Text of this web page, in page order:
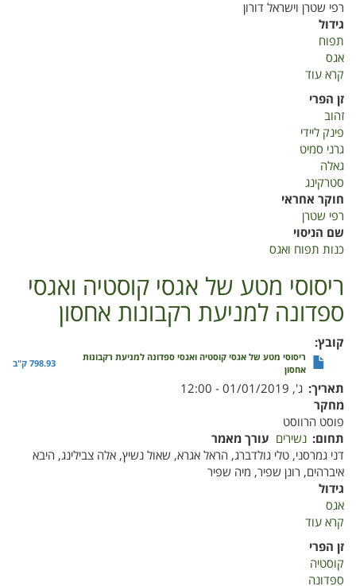
רפי שטרן וישראל דורון
גידול
תפוח
אגס
קרא עוד
זן הפרי
זהוב
פינק ליידי
גרני סמיט
גאלה
סטרקינג
חוקר אחראי
רפי שטרן
שם הניסוי
כנות תפוח ואגס
ריסוסי מטע של אגסי קוסטיה ואגסי
ספדונה למניעת רקבונות אחסון
קובץ
ריסוסי מטע של אגסי קוסטיה ואגסי ספדונה למניעת רקבונות
אחסון
798.93 ק"ב
תאריך ג', 01/01/2019 - 12:00
מחקר
פוסט הרווסט
תחום נשירים עורך מאמר
דני גמרסני, טלי גולדברג, הראל אגרא, שאול נשיץ, אלה צבילינג, היבא
איברהים, רונן שפיר, מיה שפיר
גידול
אגס
קרא עוד
זן הפרי
קוסטיה
ספדונה